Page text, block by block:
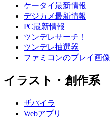
ケータイ最新情報
デジカメ最新情報
PC最新情報
ツンデレサーチ！
ツンデレ抽選器
ファミコンのプレイ画像
イラスト・創作系
ザパイラ
Webアプリ